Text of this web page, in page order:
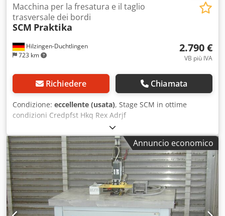
Hilzingen-Duchtlingen
723 km
Macchina per la fresatura e il taglio
trasversale dei bordi
SCM Praktika
2.790 €
VB più IVA
Richiedere Chiamata
Condizione: eccellente (usata), Stage SCM in ottime
condizioni Credpfst Hkq Rex Adrjf
Annuncio economico